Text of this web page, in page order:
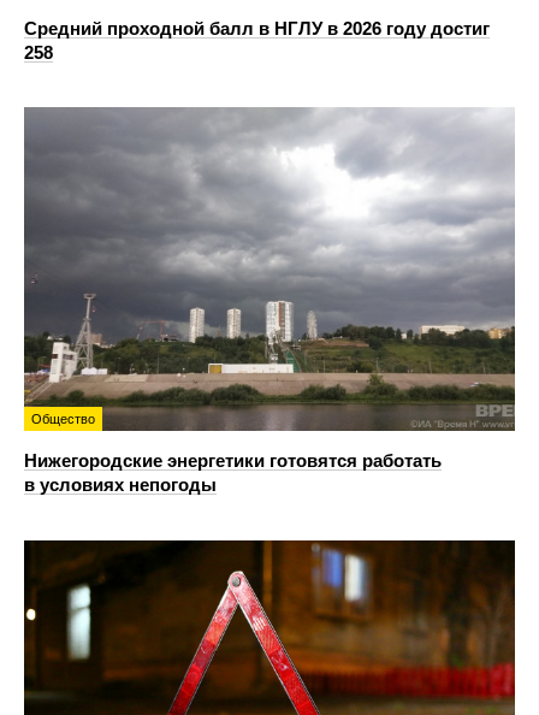
Средний проходной балл в НГЛУ в 2026 году достиг
258
Общество
Нижегородские энергетики готовятся работать
в условиях непогоды